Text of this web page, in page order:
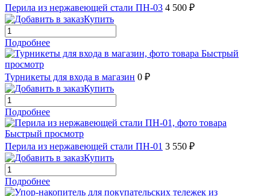
Перила из нержавеющей стали ПН-03 4 500 ₽
Купить
Подробнее
Быстрый
просмотр
Турникеты для входа в магазин 0 ₽
Купить
Подробнее
Быстрый просмотр
Перила из нержавеющей стали ПН-01 3 550 ₽
Купить
Подробнее